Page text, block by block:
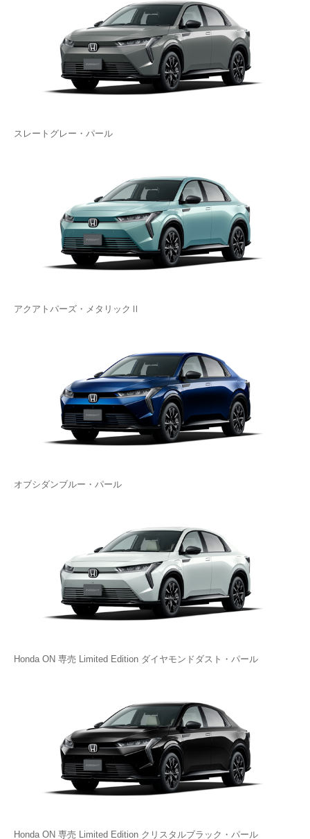
スレートグレー・パール
アクアトパーズ・メタリックⅡ
オブシダンブルー・パール
Honda ON 専売 Limited Edition ダイヤモンドダスト・パール
Honda ON 専売 Limited Edition クリスタルブラック・パール